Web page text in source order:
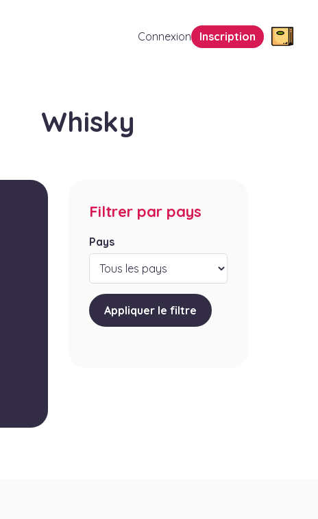
Connexion Inscription
Whisky
Filtrer par pays
Pays
Appliquer le filtre